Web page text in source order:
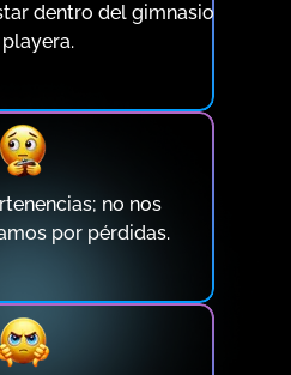
dentro del gimnasio
no nos
por pérdidas.